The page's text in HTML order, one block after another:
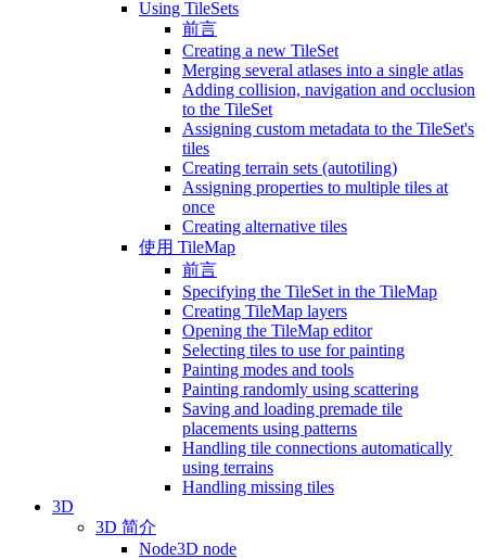
Using TileSets
前言
Creating a new TileSet
Merging several atlases into a single atlas
Adding collision, navigation and occlusion
to the TileSet
Assigning custom metadata to the TileSet's
tiles
Creating terrain sets (autotiling)
Assigning properties to multiple tiles at
once
Creating alternative tiles
使用 TileMap
前言
Specifying the TileSet in the TileMap
Creating TileMap layers
Opening the TileMap editor
Selecting tiles to use for painting
Painting modes and tools
Painting randomly using scattering
Saving and loading premade tile
placements using patterns
Handling tile connections automatically
using terrains
Handling missing tiles
3D
3D 简介
Node3D node